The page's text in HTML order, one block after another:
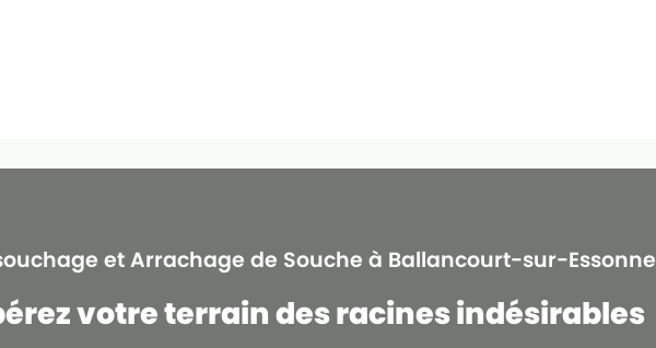
et Arrachage de Souche à Ballancourt-sur-Essonne
votre terrain des racines indésirables